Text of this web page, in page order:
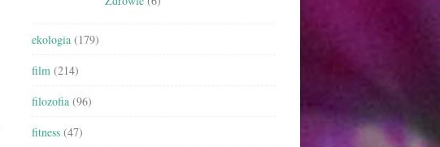
ekologia (179)
film (214)
filozofia (96)
fitness (47)